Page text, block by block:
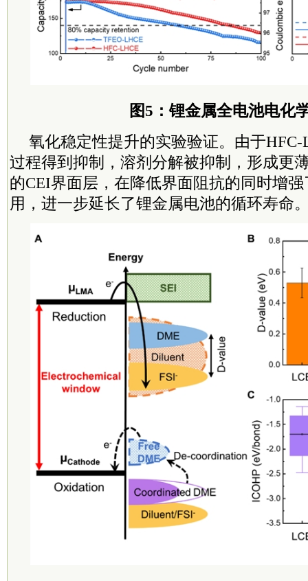
图5：锂金属全电池电化
氧化稳定性提升的实验验证。由于
过程得到抑制，溶剂分解被抑制，形成更
的CEI界面层，在降低界面阻抗的同时增
用，进一步延长了锂金属电池的循环寿命